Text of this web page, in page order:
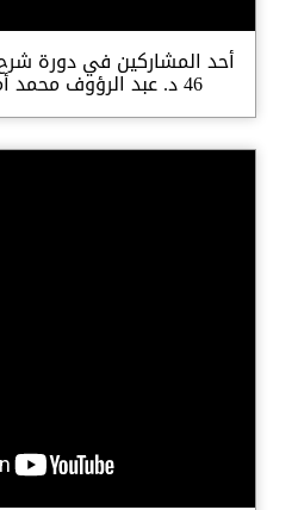
أحد المشاركين في دورة
46 د. عبد الرؤوف محمد أمين من اندونيسيا